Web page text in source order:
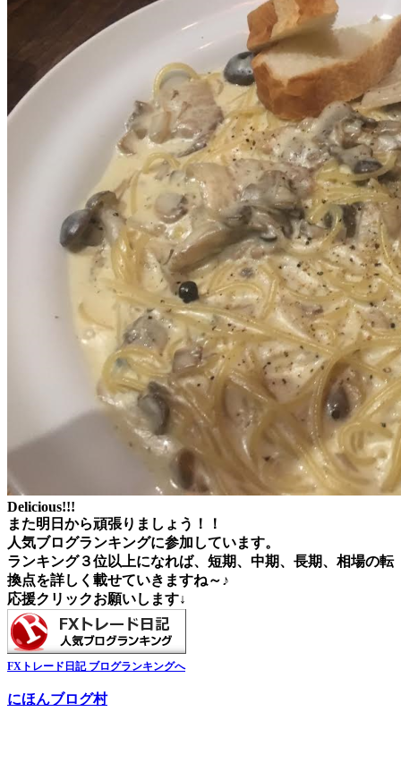
Delicious!!!
また明日から頑張りましょう！！
人気ブログランキングに参加しています。
ランキング３位以上になれば、短期、中期、長期、相場の転
換点を詳しく載せていきますね～♪
応援クリックお願いします↓
FXトレード日記 ブログランキングへ
にほんブログ村